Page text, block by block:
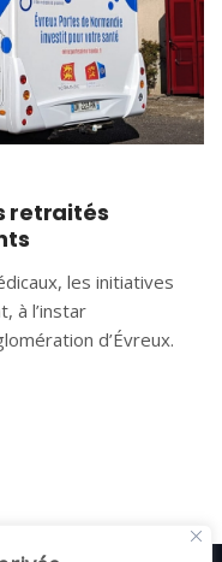
retraités
les initiatives
à l’instar
d’Évreux.